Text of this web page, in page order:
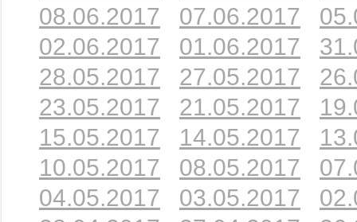
08.06.2017
07.06.2017
02.06.2017
01.06.2017
28.05.2017
27.05.2017
23.05.2017
21.05.2017
15.05.2017
14.05.2017
10.05.2017
08.05.2017
04.05.2017
03.05.2017